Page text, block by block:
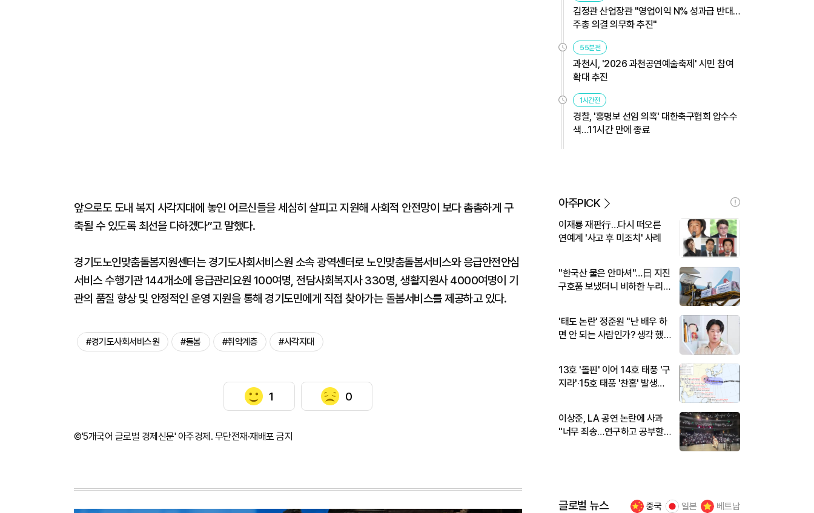
앞으로도 도내 복지 사각지대에 놓인 어르신들을 세심히 살피고 지원해 사회적 안전망이 보다 촘촘하게 구
축될 수 있도록 최선을 다하겠다”고 말했다.
경기도노인맞춤돌봄지원센터는 경기도사회서비스원 소속 광역센터로 노인맞춤돌봄서비스와 응급안전안심
서비스 수행기관 144개소에 응급관리요원 100여명, 전담사회복지사 330명, 생활지원사 4000여명이 기
관의 품질 향상 및 안정적인 운영 지원을 통해 경기도민에게 직접 찾아가는 돌봄서비스를 제공하고 있다.
#경기도사회서비스원 #돌봄 #취약계층 #사각지대
1 0
©'5개국어 글로벌 경제신문' 아주경제. 무단전재·재배포 금지
김정관 산업장관 "영업이익 N% 성과급 반대…
주총 의결 의무화 추진"
55분전
과천시, '2026 과천공연예술축제' 시민 참여
확대 추진
1시간전
경찰, '홍명보 선임 의혹' 대한축구협회 압수수
색…11시간 만에 종료
아주PICK
이재룡 재판行…다시 떠오른
연예계 '사고 후 미조치' 사례
"한국산 물은 안마셔"…日 지진
구호품 보냈더니 비하한 누리
'태도 논란' 정준원 "난 배우 하
면 안 되는 사람인가? 생각 했
13호 '돌핀' 이어 14호 태풍 '구
지라'·15호 태풍 '찬홈' 발생…
이상준, LA 공연 논란에 사과
"너무 죄송…연구하고 공부할
글로벌 뉴스 중국 일본 베트남